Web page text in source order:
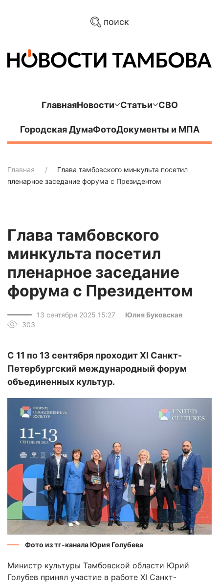
поиск
ГлавнаяНовости Статьи СВО
Городская ДумаФотоДокументы и МПА
Главная
Глава тамбовского минкульта посетил
пленарное заседание форума с Президентом
Глава тамбовского
минкульта посетил
пленарное заседание
форума с Президентом
13 сентября 2025 15:27
Юлия Буковская
303
С 11 по 13 сентября проходит XI Санкт-
Петербургский международный форум
объединенных культур.
Фото из тг-канала Юрия Голубева
Министр культуры Тамбовской области Юрий
Голубев принял участие в работе XI Санкт-